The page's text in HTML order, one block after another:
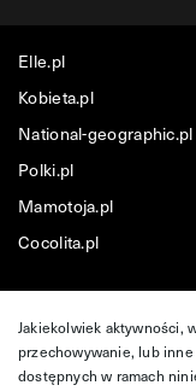
Elle.pl
Kobieta.pl
National-geographic.pl
Polki.pl
Mamotoja.pl
Cocolita.pl
Jakiekolwiek aktywności,
przechowywanie, lub
dostępnych w ramach